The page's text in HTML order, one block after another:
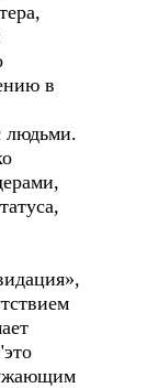
в
людьми.